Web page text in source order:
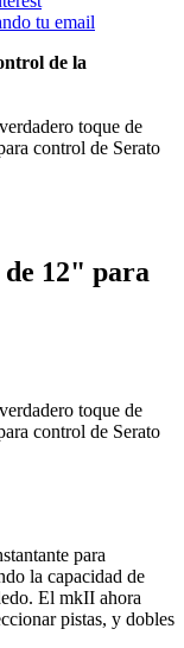
de la
toque de
control de Serato
12" para
toque de
control de Serato
para
la capacidad de
El mkII ahora
pistas, y dobles